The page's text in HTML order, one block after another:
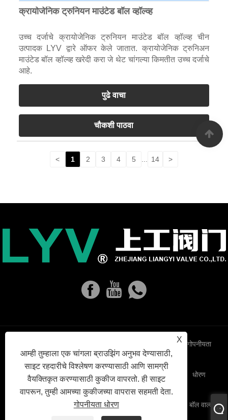
क्रायोजेनिक ट्रुनियन माउंटेड बॉल व्हॉल्व्ह
उच्च दर्जाचे क्रायोजेनिक ट्रुनियन माउंटेड बॉल व्हॉल्व्ह चीन
उत्पादक LYV द्वारे ऑफर केले जातात. क्रायोजेनिक ट्रुनिअन
माउंटेड बॉल व्हॉल्व्ह खरेदी करा जे थेट चांगल्या किमतीत उच्च दर्जाचे
आहे.
पुढे वाचा
चौकशी पाठवा
< 1 2 3 4 5 ... 14 >
X
आम्ही तुम्हाला एक चांगला ब्राउझिंग अनुभव देण्यासाठी,
साइट रहदारीचे विश्लेषण करण्यासाठी आणि सामग्री
वैयक्तिकृत करण्यासाठी कुकीज वापरतो. ही साइट
वापरून, तुम्ही आमच्या कुकीजच्या वापरास सहमती देता.
गोपनीयता धोरण
गोपनीयता
धोरण
कॉपीराइट © 2023 झेजियांग लिआनगी वाल्व्ह कंपनी, लि. - ग्लोब वाल्व, बॉल वाल्व,
कास्टिंग गेट वाल्व - सर्व हक्क राखीव.